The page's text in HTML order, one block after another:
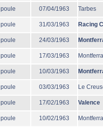
poule 07/04/1963 Tarbes
poule 31/03/1963 Racing
poule 24/03/1963
poule 17/03/1963
poule 10/03/1963
poule 03/03/1963 Le
poule 17/02/1963 Valence
poule 10/02/1963